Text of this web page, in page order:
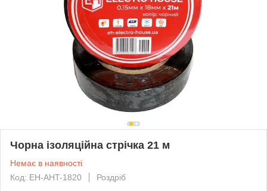
Чорна ізоляційна стрічка 21 м
Немає в наявності
Код: EH-AHT-1820
Роздріб